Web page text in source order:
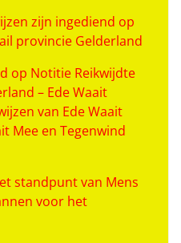
zijn ingediend op
provincie Gelderland
op Notitie Reikwijdte
– Ede Waait
van Ede Waait
Mee en Tegenwind
standpunt van Mens
voor het